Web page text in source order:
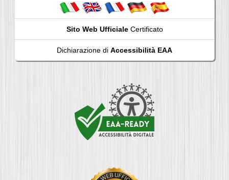
Sito Web UfficialeCertificato
Dichiarazione di Accessibilità EAA